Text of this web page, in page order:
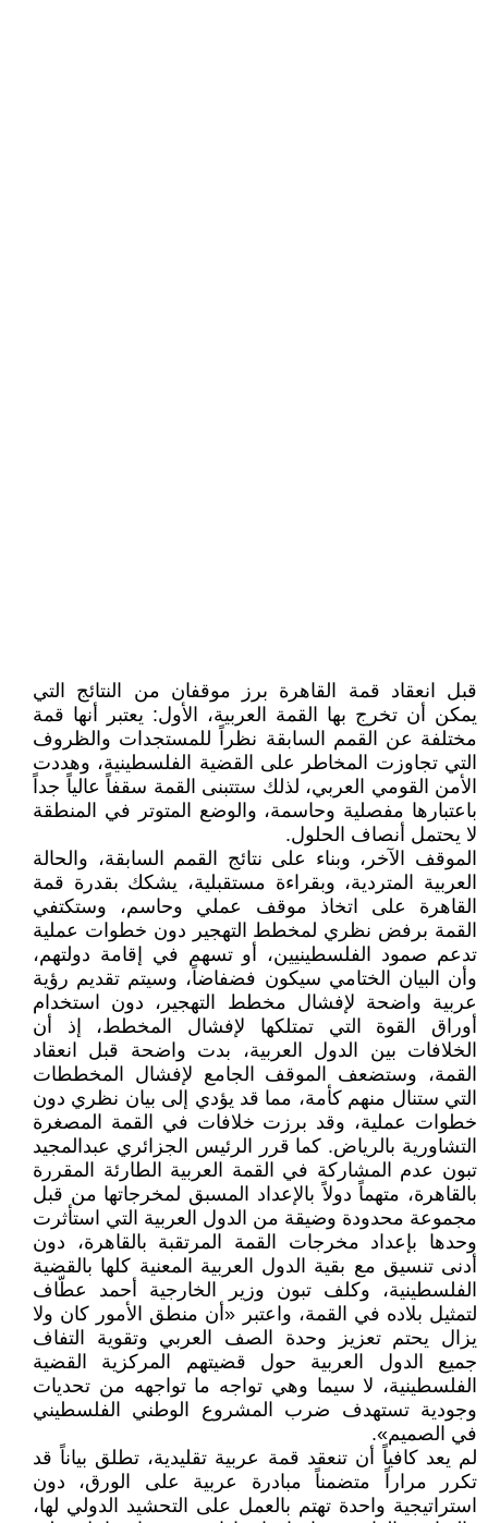
قبل انعقاد قمة القاهرة برز موقفان من النتائج التي
يمكن أن تخرج بها القمة العربية، الأول: يعتبر أنها قمة
مختلفة عن القمم السابقة نظراً للمستجدات والظروف
التي تجاوزت المخاطر على القضية الفلسطينية، وهددت
الأمن القومي العربي، لذلك ستتبنى القمة سقفاً عالياً جداً
باعتبارها مفصلية وحاسمة، والوضع المتوتر في المنطقة
لا يحتمل أنصاف الحلول.
الموقف الآخر، وبناء على نتائج القمم السابقة، والحالة
العربية المتردية، وبقراءة مستقبلية، يشكك بقدرة قمة
القاهرة على اتخاذ موقف عملي وحاسم، وستكتفي
القمة برفض نظري لمخطط التهجير دون خطوات عملية
تدعم صمود الفلسطينيين، أو تسهم في إقامة دولتهم،
وأن البيان الختامي سيكون فضفاضاً، وسيتم تقديم رؤية
عربية واضحة لإفشال مخطط التهجير، دون استخدام
أوراق القوة التي تمتلكها لإفشال المخطط، إذ أن
الخلافات بين الدول العربية، بدت واضحة قبل انعقاد
القمة، وستضعف الموقف الجامع لإفشال المخططات
التي ستنال منهم كأمة، مما قد يؤدي إلى بيان نظري دون
خطوات عملية، وقد برزت خلافات في القمة المصغرة
التشاورية بالرياض. كما قرر الرئيس الجزائري عبدالمجيد
تبون عدم المشاركة في القمة العربية الطارئة المقررة
بالقاهرة، متهماً دولاً بالإعداد المسبق لمخرجاتها من قبل
مجموعة محدودة وضيقة من الدول العربية التي استأثرت
وحدها بإعداد مخرجات القمة المرتقبة بالقاهرة، دون
أدنى تنسيق مع بقية الدول العربية المعنية كلها بالقضية
الفلسطينية، وكلف تبون وزير الخارجية أحمد عطّاف
لتمثيل بلاده في القمة، واعتبر «أن منطق الأمور كان ولا
يزال يحتم تعزيز وحدة الصف العربي وتقوية التفاف
جميع الدول العربية حول قضيتهم المركزية القضية
الفلسطينية، لا سيما وهي تواجه ما تواجهه من تحديات
وجودية تستهدف ضرب المشروع الوطني الفلسطيني
في الصميم».
لم يعد كافياً أن تنعقد قمة عربية تقليدية، تطلق بياناً قد
تكرر مراراً متضمناً مبادرة عربية على الورق، دون
استراتيجية واحدة تهتم بالعمل على التحشيد الدولي لها،